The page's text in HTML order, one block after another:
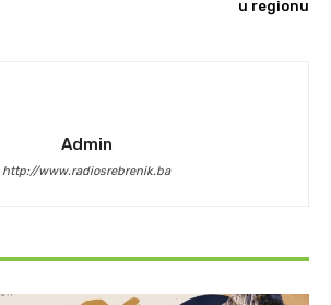
u regionu
Admin
http://www.radiosrebrenik.ba